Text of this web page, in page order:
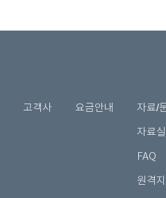
고객사 요금안내 자료/
자료실
FAQ
원격